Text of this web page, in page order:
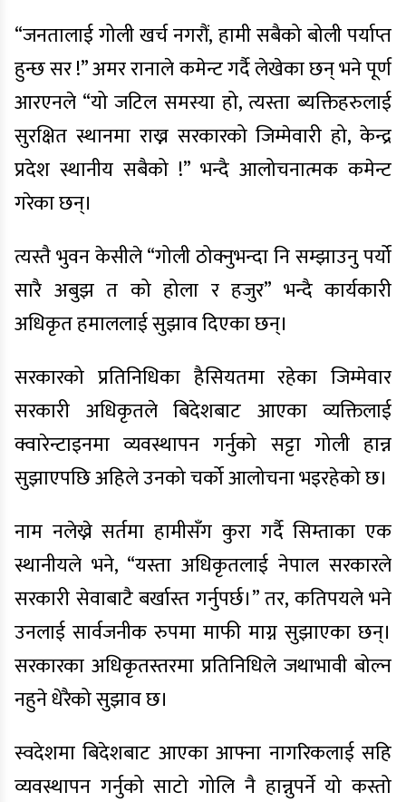
“जनतालाई गोली खर्च नगरौं, हामी सबैको बोली पर्याप्त
हुन्छ सर !” अमर रानाले कमेन्ट गर्दै लेखेका छन् भने पूर्ण
आरएनले “यो जटिल समस्या हो, त्यस्ता ब्यक्तिहरुलाई
सुरक्षित स्थानमा राख्न सरकारको जिम्मेवारी हो, केन्द्र
प्रदेश स्थानीय सबैको !” भन्दै आलोचनात्मक कमेन्ट
गरेका छन्।
त्यस्तै भुवन केसीले “गोली ठोक्नुभन्दा नि सम्झाउनु पर्यो
सारै अबुझ त को होला र हजुर” भन्दै कार्यकारी
अधिकृत हमाललाई सुझाव दिएका छन्।
सरकारको प्रतिनिधिका हैसियतमा रहेका जिम्मेवार
सरकारी अधिकृतले बिदेशबाट आएका व्यक्तिलाई
क्वारेन्टाइनमा व्यवस्थापन गर्नुको सट्टा गोली हान्न
सुझाएपछि अहिले उनको चर्को आलोचना भइरहेको छ।
नाम नलेख्ने सर्तमा हामीसँग कुरा गर्दै सिम्ताका एक
स्थानीयले भने, “यस्ता अधिकृतलाई नेपाल सरकारले
सरकारी सेवाबाटै बर्खास्त गर्नुपर्छ।” तर, कतिपयले भने
उनलाई सार्वजनीक रुपमा माफी माग्न सुझाएका छन्।
सरकारका अधिकृतस्तरमा प्रतिनिधिले जथाभावी बोल्न
नहुने धेरैको सुझाव छ।
स्वदेशमा बिदेशबाट आएका आफ्ना नागरिकलाई सहि
व्यवस्थापन गर्नुको साटो गोलि नै हान्नुपर्ने यो कस्तो